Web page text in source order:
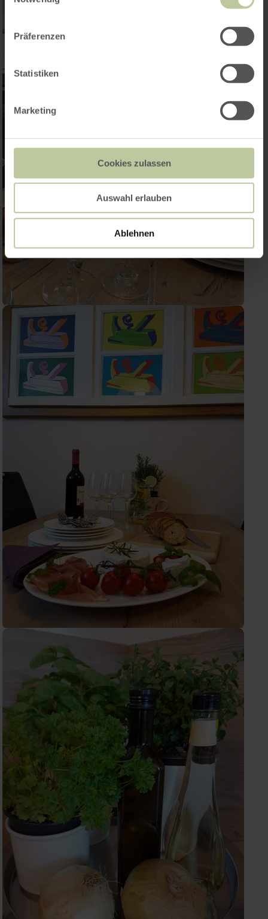
Präferenzen
Statistiken
Marketing
Cookies zulassen
Auswahl erlauben
Ablehnen